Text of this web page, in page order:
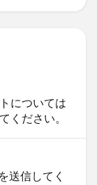
については
ください。
送信してく